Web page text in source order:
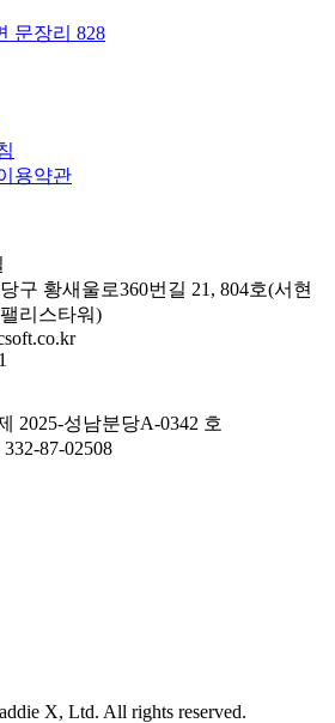
문장리 828
용약관
구 황새울로360번길 21, 804호(서현
리스타워)
2025-성남분당A-0342 호
332-87-02508
X, Ltd. All rights reserved.